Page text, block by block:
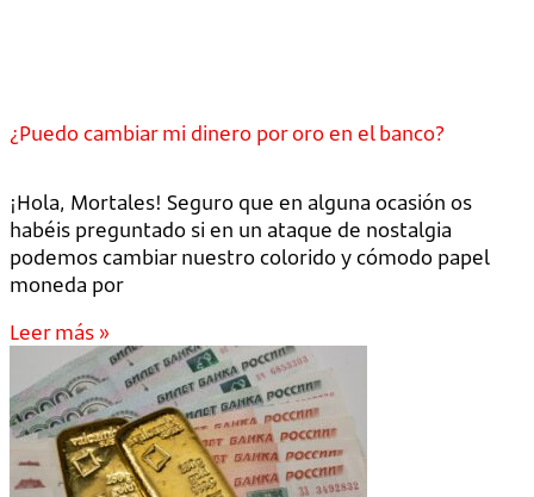
¿Puedo cambiar mi dinero por oro en el banco?
¡Hola, Mortales! Seguro que en alguna ocasión os
habéis preguntado si en un ataque de nostalgia
podemos cambiar nuestro colorido y cómodo papel
moneda por
Leer más »